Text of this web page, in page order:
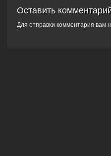
Оставить
Для отправки комментария вам